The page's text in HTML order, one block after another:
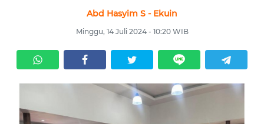
Abd Hasyim S - Ekuin
Minggu, 14 Juli 2024 - 10:20 WIB
EKUIN